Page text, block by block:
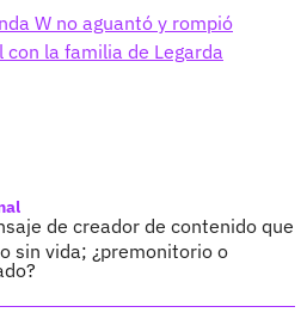
W no aguantó y rompió
la familia de Legarda
de creador de contenido que
sin vida; ¿premonitorio o